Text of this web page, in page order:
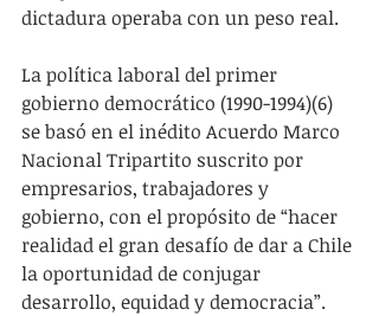
dictadura operaba con un peso real.
La política laboral del primer
gobierno democrático (1990-1994)(6)
se basó en el inédito Acuerdo Marco
Nacional Tripartito suscrito por
empresarios, trabajadores y
gobierno, con el propósito de “hacer
realidad el gran desafío de dar a Chile
la oportunidad de conjugar
desarrollo, equidad y democracia”.